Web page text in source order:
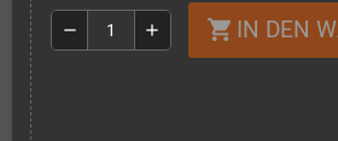
remove add shopping_cart IN DEN